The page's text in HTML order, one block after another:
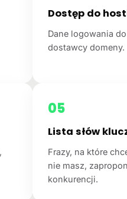
Dostęp do
Dane logowania
dostawcy domeny.
05
Lista słów
Frazy, na które
nie masz,
konkurencji.